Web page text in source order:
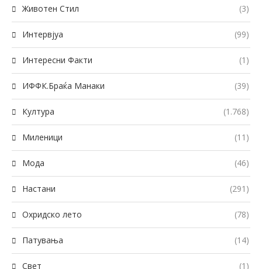
Животен Стил (3)
Интервјуа (99)
Интересни Факти (1)
ИФФК.Браќа Манаки (39)
Култура (1.768)
Миленици (11)
Мода (46)
Настани (291)
Охридско лето (78)
Патувања (14)
Свет (1)